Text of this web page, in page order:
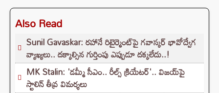
Also Read
Sunil Gavaskar: రహానే రిటైర్మెంట్‌పై గవాస్కర్ భావోద్వేగ
వ్యాఖ్యలు.. దక్కాల్సిన గుర్తింపు ఎప్పుడూ దక్కలేదు..!
MK Stalin: 'డమ్మీ సీఎం.. రీల్స్ క్రియేటర్'.. విజయ్‌పై
స్టాలిన్ తీవ్ర విమర్శలు